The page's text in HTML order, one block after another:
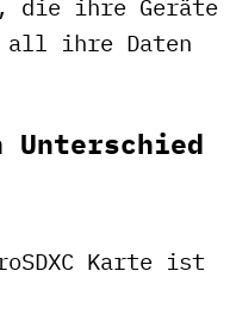
die ihre Geräte
all ihre Daten
Karte ist